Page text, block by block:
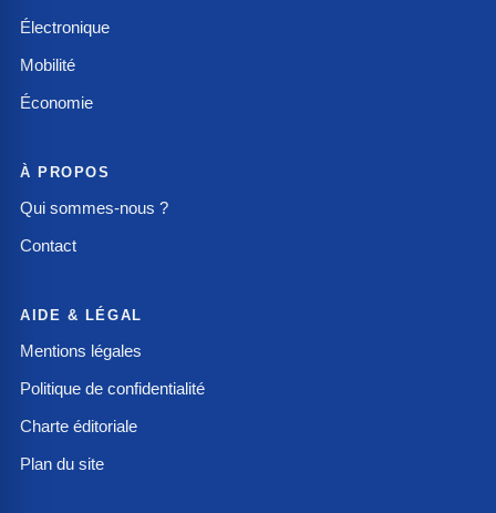
Électronique
Mobilité
Économie
À PROPOS
Qui sommes-nous ?
Contact
AIDE & LÉGAL
Mentions légales
Politique de confidentialité
Charte éditoriale
Plan du site